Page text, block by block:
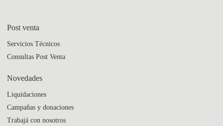
Post venta
Servicios Técnicos
Consultas Post Venta
Novedades
Liquidaciones
Campañas y donaciones
Trabajá con nosotros